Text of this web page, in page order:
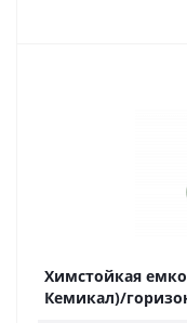
Химстойкая
Кемикал)/